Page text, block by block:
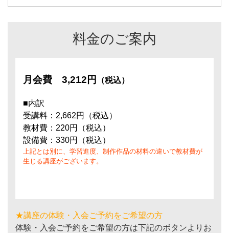
料金のご案内
月会費 3,212円 （税込）
■内訳
受講料：2,662円（税込）
教材費：220円（税込）
設備費：330円（税込）
上記とは別に、学習進度、制作作品の材料の違いで教材費が
生じる講座がございます。
★講座の体験・入会ご予約をご希望の方
体験・入会ご予約をご希望の方は下記のボタンよりお